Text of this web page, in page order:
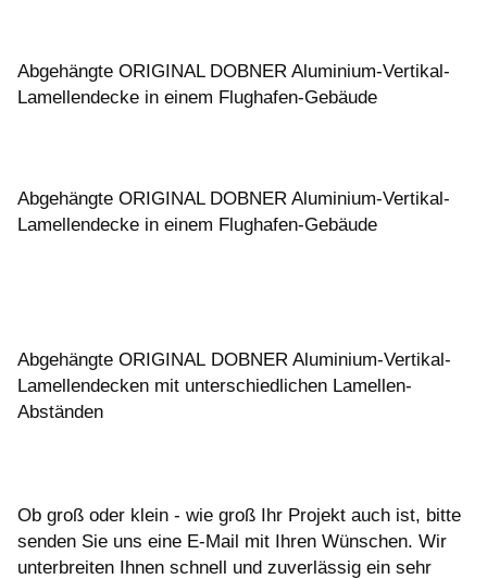
Abgehängte ORIGINAL DOBNER Aluminium-Vertikal-
Lamellendecke in einem Flughafen-Gebäude
Abgehängte ORIGINAL DOBNER Aluminium-Vertikal-
Lamellendecke in einem Flughafen-Gebäude
Abgehängte ORIGINAL DOBNER Aluminium-Vertikal-
Lamellendecken mit unterschiedlichen Lamellen-
Abständen
Ob groß oder klein - wie groß Ihr Projekt auch ist, bitte
senden Sie uns eine E-Mail mit Ihren Wünschen. Wir
unterbreiten Ihnen schnell und zuverlässig ein sehr